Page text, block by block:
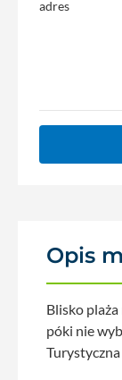
adres
Opis
Blisko
póki nie